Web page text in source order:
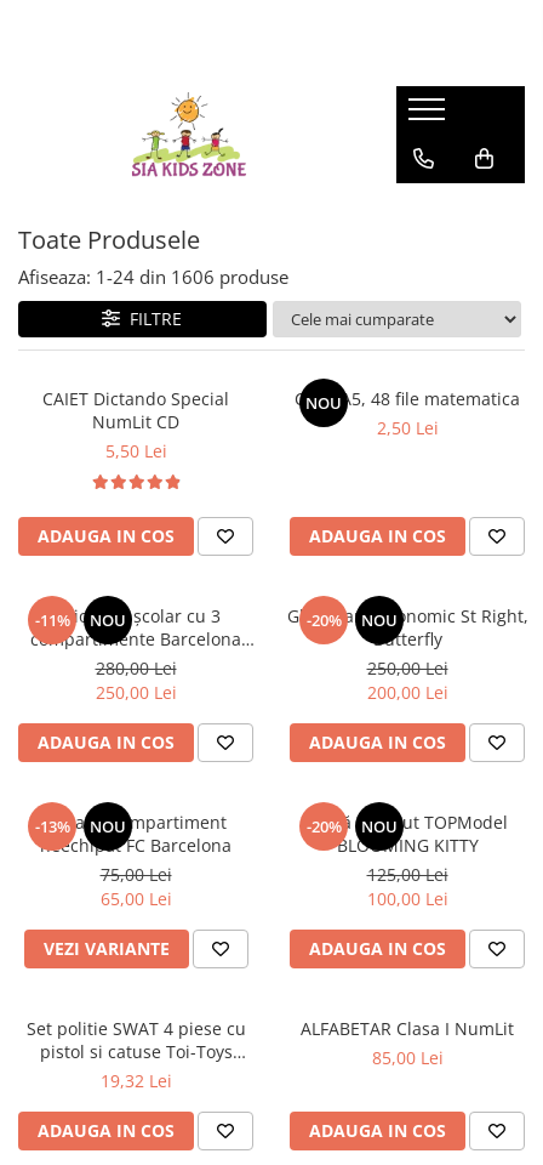
HUNTRIX K-POP
Accesorii Beauty
Prosop de baie
Patururi Baieti
Accesorii pentru petrecere
Umbrele
Toate Produsele
Afiseaza: 1-24 din 1606 produse
FILTRE
CAIET Dictando Special
NumLit CD
5,50 Lei
ADAUGA IN COS
NOU
Caiet A5, 48 file matematica
2,50 Lei
ADAUGA IN COS
-11% NOU
Ghiozdan școlar cu 3
compartimente Barcelona
AB340 Astrabag albastru/rosu
280,00 Lei
250,00 Lei
ADAUGA IN COS
-20% NOU
Ghiozdan ergonomic St Right,
Butterfly
250,00 Lei
200,00 Lei
ADAUGA IN COS
-13% NOU
Penar 1 compartiment
neechipat FC Barcelona
75,00 Lei
65,00 Lei
VEZI VARIANTE
-20% NOU
Sticlă de băut TOPModel
BLOOMING KITTY
125,00 Lei
100,00 Lei
ADAUGA IN COS
Set politie SWAT 4 piese cu
pistol si catuse Toi-Toys
TT14150A
19,32 Lei
ADAUGA IN COS
ALFABETAR Clasa I NumLit
85,00 Lei
ADAUGA IN COS